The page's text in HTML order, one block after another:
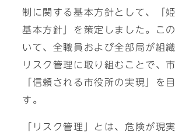
制に関する基本方針として、「
基本方針」を策定しました。こ
いて、全職員および全部局が組
リスク管理に取り組むことで、
「信頼される市役所の実現」を
す。
「リスク管理」とは、危険が現